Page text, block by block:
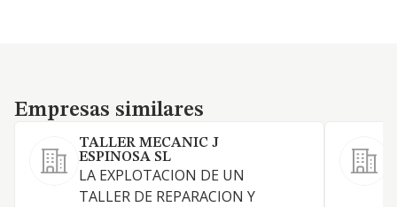
Empresas similares
Empresas similares
TALLER MECANIC J
ESPINOSA SL
LA EXPLOTACION DE UN
TALLER DE REPARACION Y